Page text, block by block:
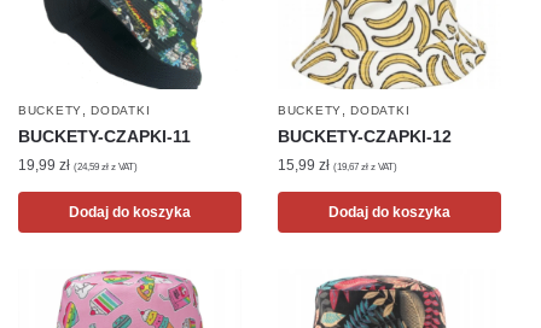
BUCKETY ,DODATKI
BUCKETY-CZAPKI-11
19,99 zł (24,59 zł z VAT)
Dodaj do koszyka
BUCKETY ,DODATKI
BUCKETY-CZAPKI-12
15,99zł (19,67zł z VAT)
Dodaj do koszyka